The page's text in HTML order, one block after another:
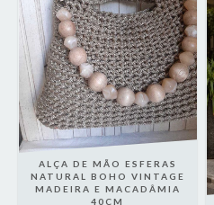
ALÇA DE MÃO ESFERAS
NATURAL BOHO VINTAGE
MADEIRA E MACADÂMIA
40CM